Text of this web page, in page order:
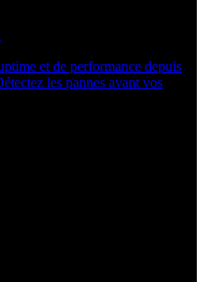
et de performance depuis
les pannes avant vos